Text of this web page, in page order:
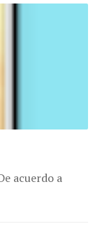
acuerdo a